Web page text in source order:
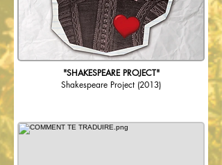
"SHAKESPEARE PROJECT"
Shakespeare Project (2013)